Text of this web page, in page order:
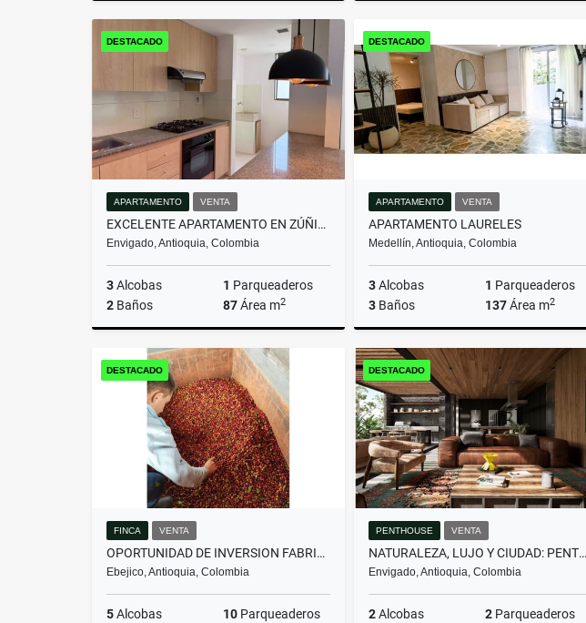
Venta
$950.000.000 $1.800.000.000
DESTACADO
APARTAMENTO VENTA
EXCELENTE APARTAMENTO EN ZÚÑIGA | UBICACIÓN ESTRATÉGICA Y SEGURA
Envigado, Antioquia, Colombia
3Alcobas 1 Parqueaderos
2 Baños 87Área m2
$780.000.000
DESTACADO
APARTAMENTO VENTA
APARTAMENTO LAURELES
Medellín, Antioquia, Colombia
3Alcobas 1 Parqueaderos
3 Baños 137Área m2
Venta
$640.000.000
DESTACADO
FINCA VENTA
OPORTUNIDAD DE INVERSION FABRICA Y FINCA DE CAFÉ
Ebejico, Antioquia, Colombia
5Alcobas 10 Parqueaderos
DESTACADO
PENTHOUSE VENTA
NATURALEZA, LUJO Y CIUDAD: PENTHOUSE EN ALTO DE LAS PALMAS!
Envigado, Antioquia, Colombia
2Alcobas 2 Parqueaderos